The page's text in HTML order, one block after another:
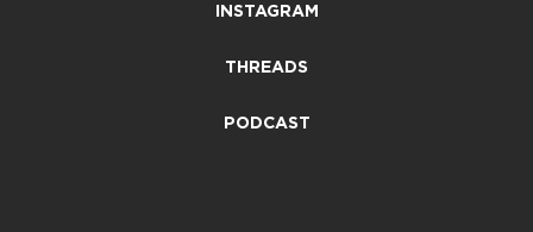
INSTAGRAM
THREADS
PODCAST